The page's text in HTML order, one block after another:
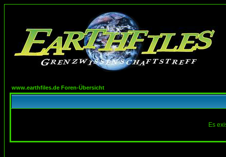
www.earthfiles.de Foren-Übersicht
Es